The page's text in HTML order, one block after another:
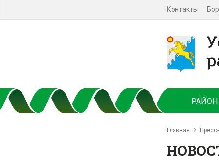
Контакты
РАЙОН
Главная